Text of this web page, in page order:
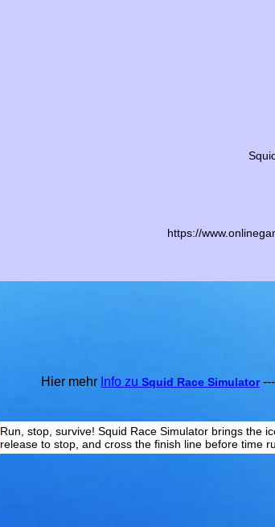
https://
Hier mehr Info zu Squid Race Simulator
Run, stop, survive! Squid Race Simulator brings the
release to stop, and cross the finish line before time